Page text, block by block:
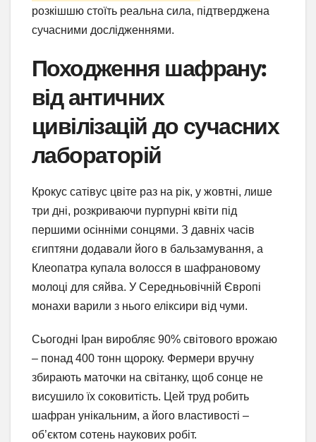
розкішшю стоїть реальна сила, підтверджена
сучасними дослідженнями.
Походження шафрану:
від античних
цивілізацій до сучасних
лабораторій
Крокус сатівус цвіте раз на рік, у жовтні, лише
три дні, розкриваючи пурпурні квіти під
першими осінніми сонцями. З давніх часів
єгиптяни додавали його в бальзамування, а
Клеопатра купала волосся в шафрановому
молоці для сяйва. У Середньовічній Європі
монахи варили з нього еліксири від чуми.
Сьогодні Іран виробляє 90% світового врожаю
– понад 400 тонн щороку. Фермери вручну
збирають маточки на світанку, щоб сонце не
висушило їх соковитість. Цей труд робить
шафран унікальним, а його властивості –
об’єктом сотень наукових робіт.